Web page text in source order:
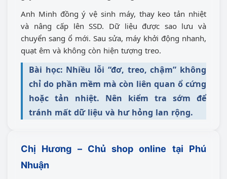
Anh Minh đồng ý vệ sinh máy, thay keo tản nhiệt
và nâng cấp lên SSD. Dữ liệu được sao lưu và
chuyển sang ổ mới. Sau sửa, máy khởi động nhanh,
quạt êm và không còn hiện tượng treo.
Bài học: Nhiều lỗi “đơ, treo, chậm” không
chỉ do phần mềm mà còn liên quan ổ cứng
hoặc tản nhiệt. Nên kiểm tra sớm để
tránh mất dữ liệu và hư hỏng lan rộng.
Chị Hương – Chủ shop online tại Phú
Nhuận